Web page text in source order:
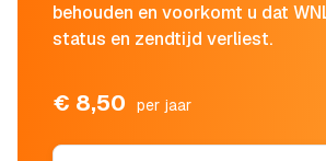
behouden en voorkomt u dat
status en zendtijd verliest.
€ 8,50 per jaar